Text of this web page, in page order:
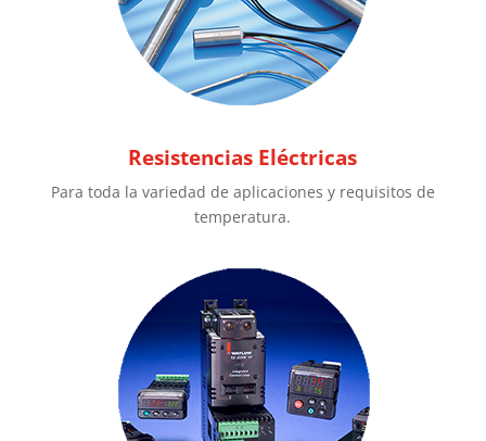
Resistencias Eléctricas
Para toda la variedad de aplicaciones y requisitos de
temperatura.